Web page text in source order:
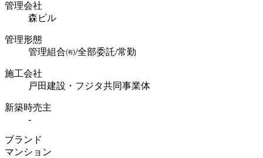
管理会社
森ビル
管理形態
管理組合㈲/全部委託/常勤
施工会社
戸田建設・フジタ共同事業体
新築時売主
-
ブランド
マンション